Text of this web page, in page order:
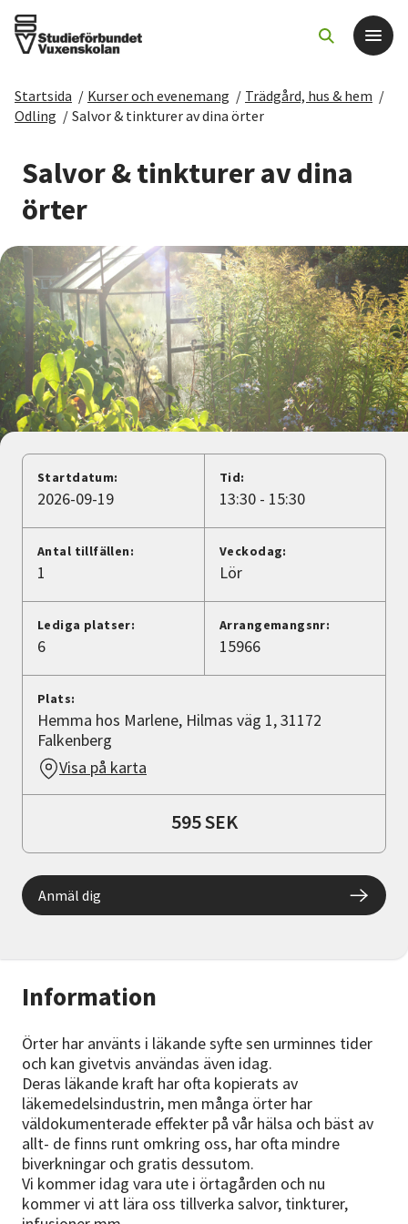
Det här gör vi
För dig som
Sök kurser och evenemang
Om SV
Starta studiecirkel
Cirkelledare
Nyheter
Avdelningar
Lyssna
Startsida / Kurser och evenemang / Trädgård, hus & hem /
Odling / Salvor & tinkturer av dina örter
Salvor & tinkturer av dina
örter
Information
Örter har använts i läkande syfte sen urminnes tider
och kan givetvis användas även idag.
Deras läkande kraft har ofta kopierats av
läkemedelsindustrin, men många örter har
väldokumenterade effekter på vår hälsa och bäst av
allt- de finns runt omkring oss, har ofta mindre
biverkningar och gratis dessutom.
Vi kommer idag vara ute i örtagården och nu
kommer vi att lära oss tillverka salvor, tinkturer,
Startdatum:
2026-09-19
Tid:
13:30 - 15:30
Antal tillfällen:
1
Veckodag:
Lör
Lediga platser:
6
Arrangemangsnr:
15966
Plats:
Hemma hos Marlene, Hilmas väg 1, 31172
Falkenberg
Visa på karta
595 SEK
Anmäl dig